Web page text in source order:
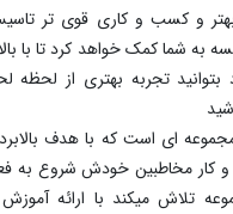
و کسب و کاری قوی تر
به شما کمک خواهد کرد تا با
بتوانید تجربه بهتری از
ای است که با هدف
­کار مخاطبین خودش شروع به
تلاش می­کند با ارائه